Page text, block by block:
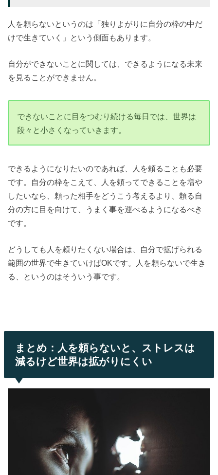
人を頼らないというのは「独りよがりに自分の枠の中だ
けで生きていく」という側面もあります。
自分ができないことに関しては、できるようになる未来
を見ることができません。
できないことに目をつむり続ける毎日では、世界は
段々と小さくなっていきます。
できるようになりたいのであれば、人を頼ることも必要
です。自分の枠をこえて、人を頼ってできることを増や
したいなら、頼った相手をどうこう考えるより、頼る自
分の方に目を向けて、うまく事を運べるようになるべき
です。
どうしても人を頼りたくない場合は、自分で拡げられる
範囲の世界で生きていけばOKです。人を頼らないで生き
る、というのはそういう事です。
まとめ：人を頼らないと、ストレスは
減るけど世界は拡がりにくい